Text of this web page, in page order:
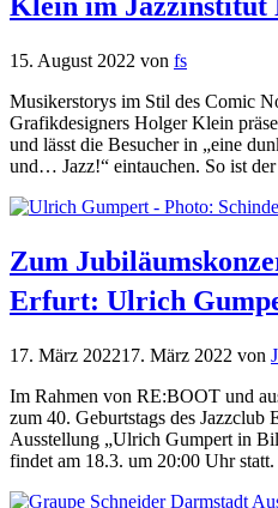
15. August 2022 von fs
Musikerstorys im Stil des Comic
Grafikdesigners Holger Klein
und lässt die Besucher in „eine
und… Jazz!“ eintauchen. So ist
Zum
Erfurt: Ulrich
17. März 202217. März 2022 von
Im Rahmen von RE:BOOT und
zum 40. Geburtstags des Jazzclub
Ausstellung „Ulrich Gumpert in
findet am 18.3. um 20:00 Uhr